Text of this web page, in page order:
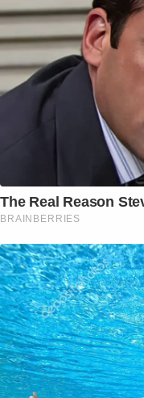
The Real Reason
BRAINBERRIES